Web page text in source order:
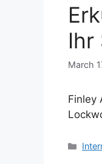
Ihr
March
Finley